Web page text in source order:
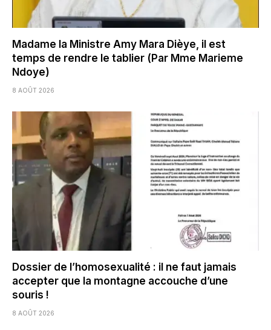
Madame la Ministre Amy Mara Dièye, il est
temps de rendre le tablier (Par Mme Marieme
Ndoye)
8 AOÛT 2026
Dossier de l’homosexualité : il ne faut jamais
accepter que la montagne accouche d’une
souris !
8 AOÛT 2026